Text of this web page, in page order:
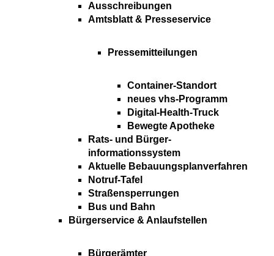
Ausschreibungen
Amtsblatt & Presseservice
Pressemitteilungen
Container-Standort
neues vhs-Programm
Digital-Health-Truck
Bewegte Apotheke
Rats- und Bürger-
informationssystem
Aktuelle Bebauungsplanverfahren
Notruf-Tafel
Straßensperrungen
Bus und Bahn
Bürgerservice & Anlaufstellen
Bürgerämter